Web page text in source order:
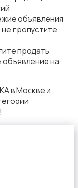
объявления
пропустите
продать
на
в Москве и